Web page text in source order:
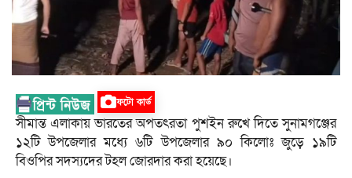
ফটো কার্ড
সীমান্ত এলাকায় ভারতের অপতৎরতা পুশইন রুখে দিতে সুনামগঞ্জের
১২টি উপজেলার মধ্যে ৬টি উপজেলার ৯০ কিলোঃ জুড়ে ১৯টি
বিওপির সদস্যদের টহল জোরদার করা হয়েছে।